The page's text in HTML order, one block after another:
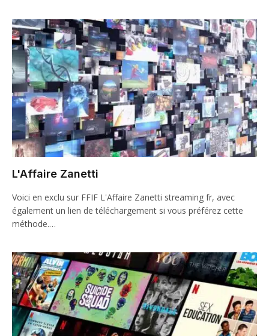
L'Affaire Zanetti
Voici en exclu sur FFIF L'Affaire Zanetti streaming fr, avec
également un lien de téléchargement si vous préférez cette
méthode.…